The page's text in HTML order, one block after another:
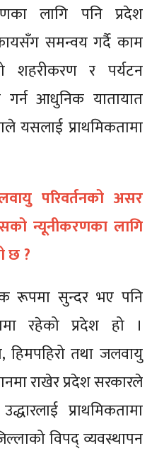
लागि पनि प्रदेश
समन्वय गर्दै काम
शहरीकरण र पर्यटन
गर्न आधुनिक यातायात
यसलाई प्राथमिकतामा
परिवर्तनको असर
न्यूनीकरणका लागि
छ ?
रूपमा सुन्दर भए पनि
रहेको प्रदेश हो ।
हिमपहिरो तथा जलवायु
राखेर प्रदेश सरकारले
प्राथमिकतामा
विपद् व्यवस्थापन